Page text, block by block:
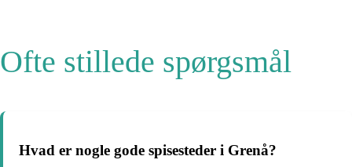
Ofte stillede spørgsmål
Hvad er nogle gode spisesteder i Grenå?